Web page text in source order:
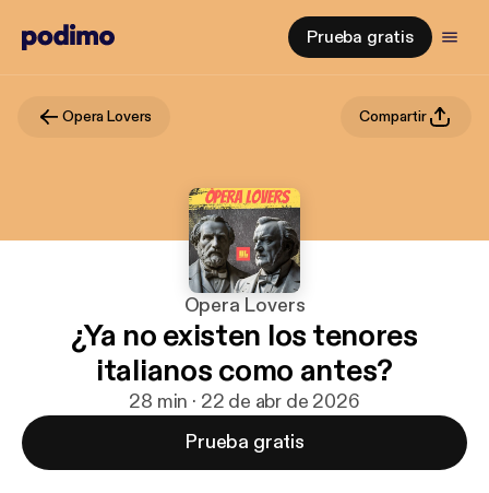
Prueba gratis
Opera Lovers Compartir
Opera Lovers
¿Ya no existen los tenores
italianos como antes?
28 min · 22 de abr de 2026
Prueba gratis